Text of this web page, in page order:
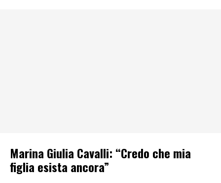
Marina Giulia Cavalli: “Credo che mia
figlia esista ancora”